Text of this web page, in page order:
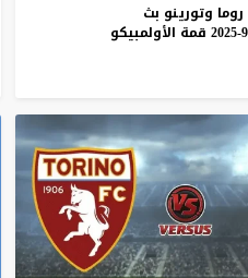
روما وتورينو بث
قمة الأولمبيكو